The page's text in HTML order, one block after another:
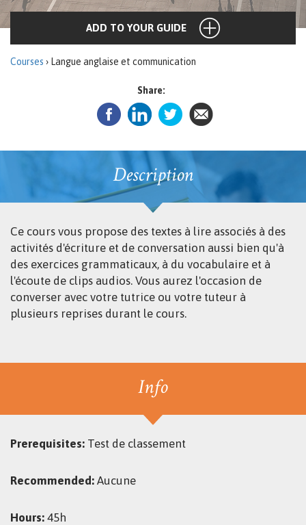
ADD TO YOUR GUIDE
Courses › Langue anglaise et communication
Share:
Description
Ce cours vous propose des textes à lire associés à des
activités d'écriture et de conversation aussi bien qu'à
des exercices grammaticaux, à du vocabulaire et à
l'écoute de clips audios. Vous aurez l'occasion de
converser avec votre tutrice ou votre tuteur à
plusieurs reprises durant le cours.
Info
Prerequisites: Test de classement
Recommended: Aucune
Hours: 45h